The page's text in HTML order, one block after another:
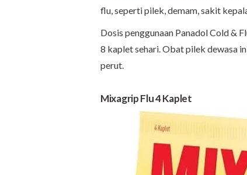
flu, seperti pilek, demam, sakit
Dosis penggunaan Panadol Cold &
8 kaplet sehari. Obat pilek dewasa
perut.
Mixagrip Flu 4 Kaplet